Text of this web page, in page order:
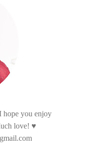
hope you enjoy
love! ♥